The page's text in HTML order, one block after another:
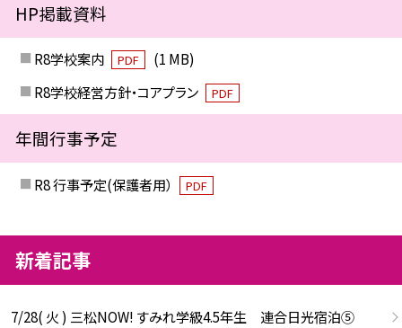
HP掲載資料
R8学校案内 PDF
(1 MB)
R8学校経営方針・コアプラン
PDF
年間行事予定
R8 行事予定(保護者用） PDF
新着記事
7/28( 火 ) 三松NOW! すみれ学級4.5年生 連合日光宿泊⑤